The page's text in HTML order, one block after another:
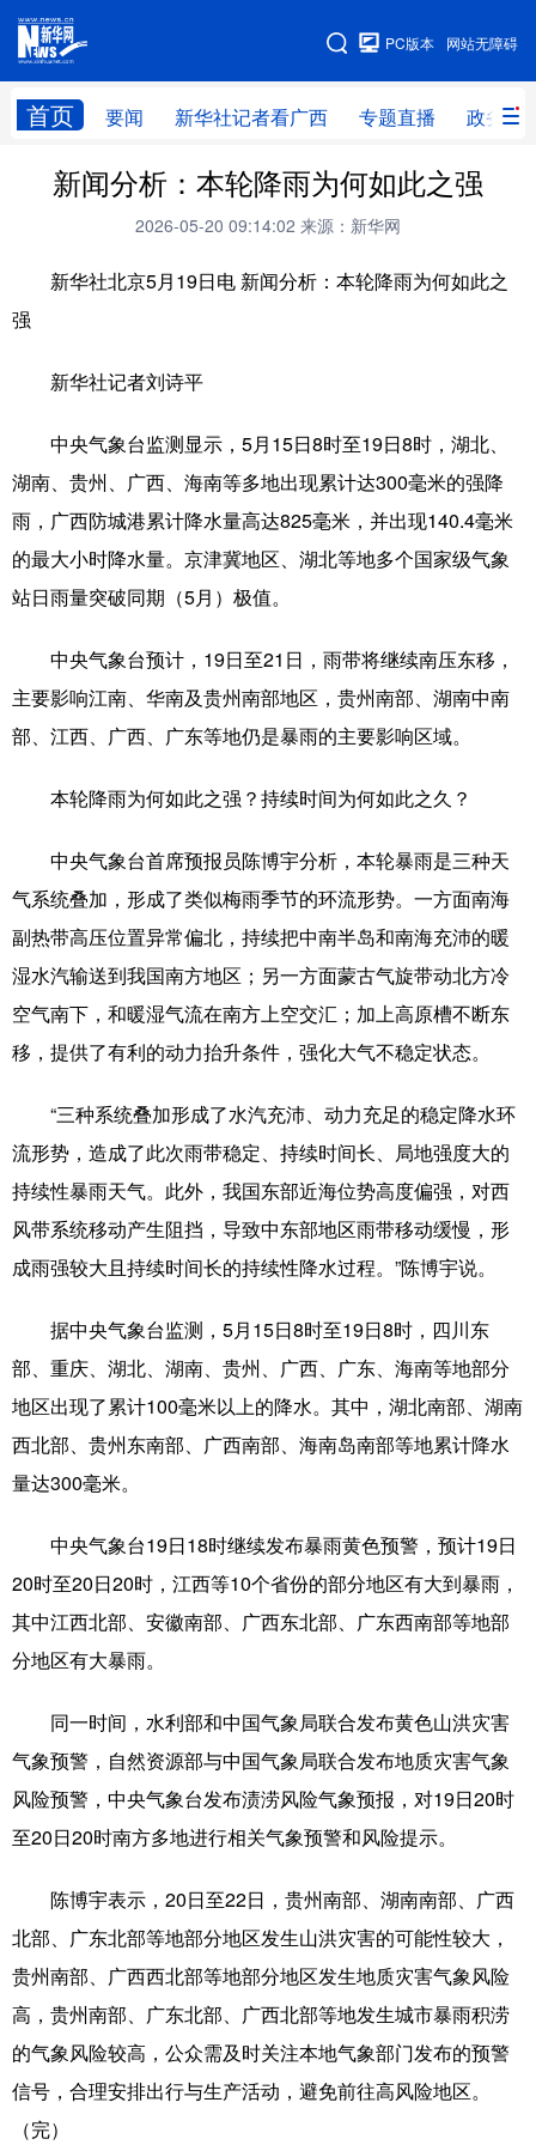
网站无障碍
PC版本
首页 要闻 新华社记者看广西 专题直播 政务信
网站地图
广西频道
新华社记者 专题直播
图片新闻 壮美广西
新华网导航
国际 财经 网评 港澳
台湾 思客智库 全球连线 教育
科技 科普 体育 文化
图片 中央文件 金融 汽车
食品 人居 信息化 乡村振兴
悦读 公益 书画 一带一路
亚太网 上市公司 文化产业
地方频道
辽宁 吉林 上海 江苏
山东 河南 湖北 湖南
广东 广西 海南 重庆
四川 贵州 云南 西藏
陕西 甘肃 青海 宁夏
新疆 内蒙古 黑龙江
Français
Русский язык 日本語 한국어
Deutsch
新闻分析：本轮降雨为何如此之强
2026-05-20 09:14:02 来源：新华网
新华社北京5月19日电 新闻分析：本轮降雨为何如此之
强
新华社记者刘诗平
中央气象台监测显示，5月15日8时至19日8时，湖北、
湖南、贵州、广西、海南等多地出现累计达300毫米的强降
雨，广西防城港累计降水量高达825毫米，并出现140.4毫米
的最大小时降水量。京津冀地区、湖北等地多个国家级气象
站日雨量突破同期（5月）极值。
中央气象台预计，19日至21日，雨带将继续南压东移，
主要影响江南、华南及贵州南部地区，贵州南部、湖南中南
部、江西、广西、广东等地仍是暴雨的主要影响区域。
本轮降雨为何如此之强？持续时间为何如此之久？
中央气象台首席预报员陈博宇分析，本轮暴雨是三种天
气系统叠加，形成了类似梅雨季节的环流形势。一方面南海
副热带高压位置异常偏北，持续把中南半岛和南海充沛的暖
湿水汽输送到我国南方地区；另一方面蒙古气旋带动北方冷
空气南下，和暖湿气流在南方上空交汇；加上高原槽不断东
移，提供了有利的动力抬升条件，强化大气不稳定状态。
“三种系统叠加形成了水汽充沛、动力充足的稳定降水环
流形势，造成了此次雨带稳定、持续时间长、局地强度大的
持续性暴雨天气。此外，我国东部近海位势高度偏强，对西
风带系统移动产生阻挡，导致中东部地区雨带移动缓慢，形
成雨强较大且持续时间长的持续性降水过程。”陈博宇说。
据中央气象台监测，5月15日8时至19日8时，四川东
部、重庆、湖北、湖南、贵州、广西、广东、海南等地部分
地区出现了累计100毫米以上的降水。其中，湖北南部、湖南
西北部、贵州东南部、广西南部、海南岛南部等地累计降水
量达300毫米。
中央气象台19日18时继续发布暴雨黄色预警，预计19日
20时至20日20时，江西等10个省份的部分地区有大到暴雨，
其中江西北部、安徽南部、广西东北部、广东西南部等地部
分地区有大暴雨。
同一时间，水利部和中国气象局联合发布黄色山洪灾害
气象预警，自然资源部与中国气象局联合发布地质灾害气象
风险预警，中央气象台发布渍涝风险气象预报，对19日20时
至20日20时南方多地进行相关气象预警和风险提示。
陈博宇表示，20日至22日，贵州南部、湖南南部、广西
北部、广东北部等地部分地区发生山洪灾害的可能性较大，
贵州南部、广西西北部等地部分地区发生地质灾害气象风险
高，贵州南部、广东北部、广西北部等地发生城市暴雨积涝
的气象风险较高，公众需及时关注本地气象部门发布的预警
信号，合理安排出行与生产活动，避免前往高风险地区。
（完）